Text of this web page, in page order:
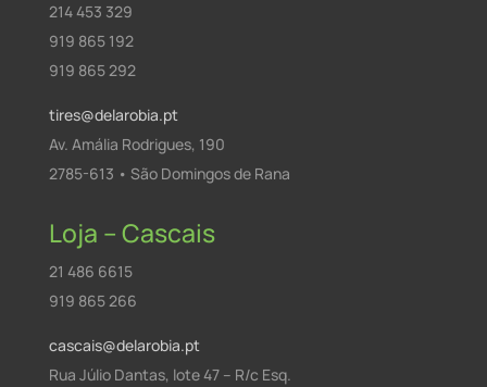
214 453 329
919 865 192
919 865 292
tires@delarobia.pt
Av. Amália Rodrigues, 190
2785-613 • São Domingos de Rana
Loja – Cascais
21 486 6615
919 865 266
cascais@delarobia.pt
Rua Júlio Dantas, lote 47 – R/c Esq.